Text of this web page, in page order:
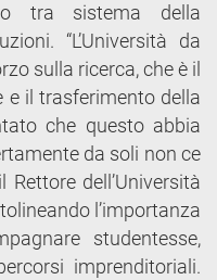
tra sistema della
“L’Università da
sulla ricerca, che è il
e il trasferimento della
che questo abbia
da soli non ce
Rettore dell’Università
l’importanza
studentesse,
imprenditoriali.